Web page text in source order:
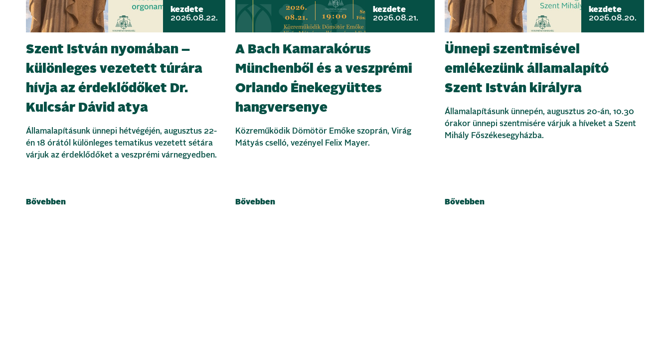
kezdete
2026.08.22.
Szent István nyomában –
különleges vezetett túrára
hívja az érdeklődőket Dr.
Kulcsár Dávid atya
Államalapításunk ünnepi hétvégéjén, augusztus 22-
én 18 órától különleges tematikus vezetett sétára
várjuk az érdeklődőket a veszprémi várnegyedben.
Bővebben
kezdete
2026.08.21.
A Bach Kamarakórus
Münchenből és a veszprémi
Orlando Énekegyüttes
hangversenye
Közreműködik Dömötör Emőke szoprán, Virág
Mátyás cselló, vezényel Felix Mayer.
Bővebben
kezdete
2026.08.20.
Ünnepi szentmisével
emlékezünk államalapító
Szent István királyra
Államalapításunk ünnepén, augusztus 20-án, 10.30
órakor ünnepi szentmisére várjuk a híveket a Szent
Mihály Főszékesegyházba.
Bővebben